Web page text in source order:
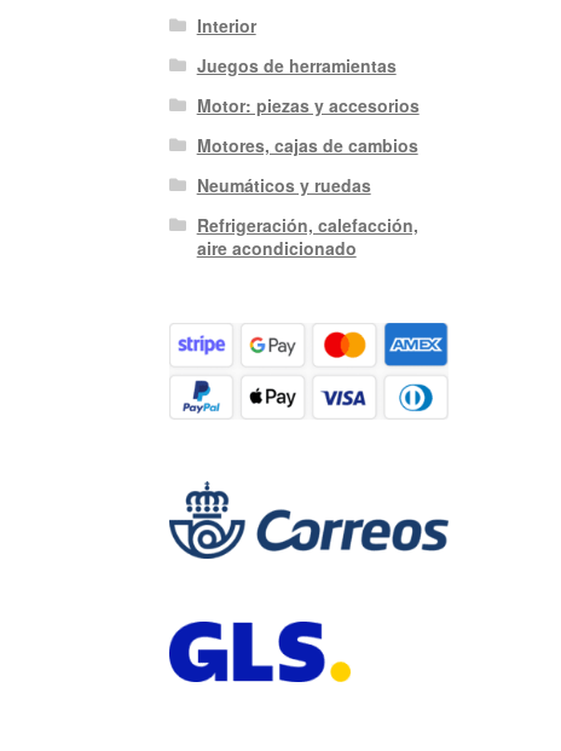
Interior
Juegos de herramientas
Motor: piezas y accesorios
Motores, cajas de cambios
Neumáticos y ruedas
Refrigeración, calefacción,
aire acondicionado